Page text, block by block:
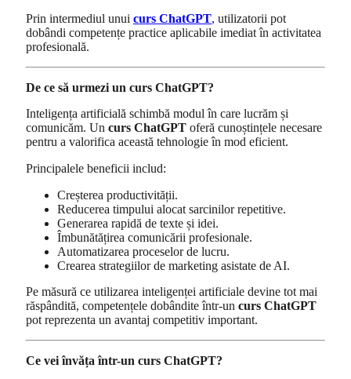
Prin intermediul unui curs ChatGPT, utilizatorii pot
dobândi competențe practice aplicabile imediat în activitatea
profesională.
De ce să urmezi un curs ChatGPT?
Inteligența artificială schimbă modul în care lucrăm și
comunicăm. Un curs ChatGPT oferă cunoștințele necesare
pentru a valorifica această tehnologie în mod eficient.
Principalele beneficii includ:
Creșterea productivității.
Reducerea timpului alocat sarcinilor repetitive.
Generarea rapidă de texte și idei.
Îmbunătățirea comunicării profesionale.
Automatizarea proceselor de lucru.
Crearea strategiilor de marketing asistate de AI.
Pe măsură ce utilizarea inteligenței artificiale devine tot mai
răspândită, competențele dobândite într-un curs ChatGPT
pot reprezenta un avantaj competitiv important.
Ce vei învăța într-un curs ChatGPT?